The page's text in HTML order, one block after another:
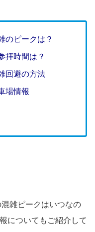
のピークは？
拝時間は？
回避の方法
場情報
雑ピークはいつなの
についてもご紹介して